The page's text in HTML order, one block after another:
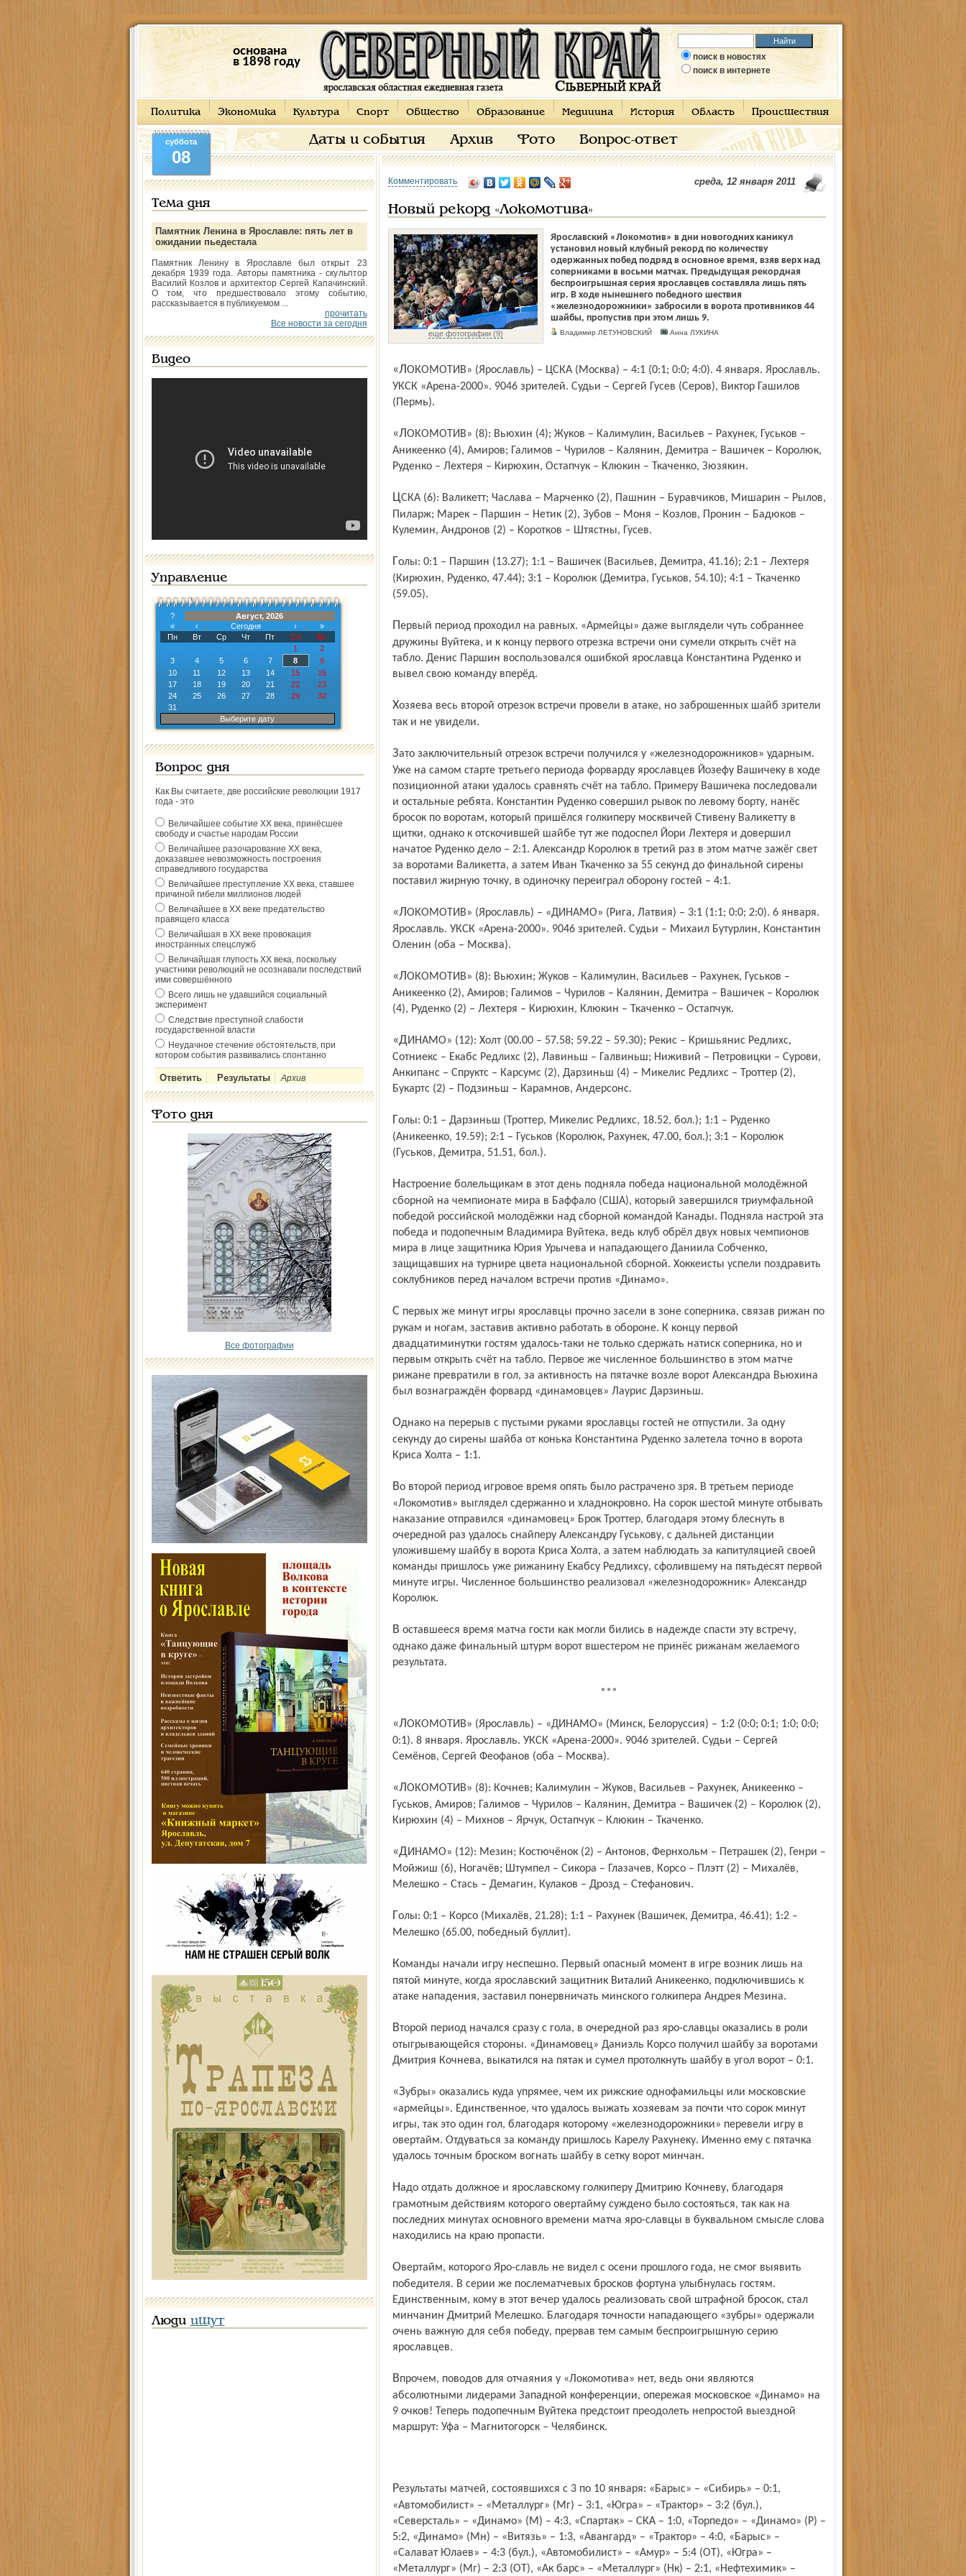
основана
в 1898 году
поиск в новостях
поиск в интернете
Политика Экономика Культура Спорт Общество Образование Медицина История Область Происшествия
Даты и события Архив Фото Вопрос-ответ
суббота
08
Тема дня
Памятник Ленина в Ярославле: пять лет в
ожидании пьедестала
Памятник Ленину в Ярославле был открыт 23
декабря 1939 года. Авторы памятника - скульптор
Василий Козлов и архитектор Сергей Капачинский.
О том, что предшествовало этому событию,
рассказывается в публикуемом ...
прочитать
Все новости за сегодня
Видео
Управление
?
Август, 2026
«
‹ Сегодня ›
»
Пн
Вт Ср Чт Пт Сб
Вс
1
2
3
4 5 6 7 8
9
10
11 12 13 14 15
16
17
18 19 20 21 22
23
24
25 26 27 28 29
30
31
Выберите дату
Вопрос дня
Как Вы считаете, две российские революции 1917
года - это
Величайшее событие ХХ века, принёсшее
свободу и счастье народам России
Величайшее разочарование ХХ века,
доказавшее невозможность построения
справедливого государства
Величайшее преступление ХХ века, ставшее
причиной гибели миллионов людей
Величайшее в ХХ веке предательство
правящего класса
Величайшая в ХХ веке провокация
иностранных спецслужб
Величайшая глупость ХХ века, поскольку
участники революций не осознавали последствий
ими совершённого
Всего лишь не удавшийся социальный
эксперимент
Следствие преступной слабости
государственной власти
Неудачное стечение обстоятельств, при
котором события развивались спонтанно
Архив
Фото дня
Все фотографии
Люди ищут
Комментировать среда, 12 января 2011
Новый рекорд «Локомотива»
еще фотографии (9)
Ярославский «Локомотив» в дни новогодних каникул
установил новый клубный рекорд по количеству
одержанных побед подряд в основное время, взяв верх над
соперниками в восьми матчах. Предыдущая рекордная
беспроигрышная серия ярославцев составляла лишь пять
игр. В ходе нынешнего победного шествия
«железнодорожники» забросили в ворота противников 44
шайбы, пропустив при этом лишь 9.
Владимир ЛЕТУНОВСКИЙ Анна ЛУКИНА
«ЛОКОМОТИВ» (Ярославль) – ЦСКА (Москва) – 4:1 (0:1; 0:0; 4:0). 4 января. Ярославль.
УКСК «Арена-2000». 9046 зрителей. Судьи – Сергей Гусев (Серов), Виктор Гашилов
(Пермь).
«ЛОКОМОТИВ» (8): Вьюхин (4); Жуков – Калимулин, Васильев – Рахунек, Гуськов –
Аникеенко (4), Амиров; Галимов – Чурилов – Калянин, Демитра – Вашичек – Королюк,
Руденко – Лехтеря – Кирюхин, Остапчук – Клюкин – Ткаченко, Зюзякин.
ЦСКА (6): Валикетт; Часлава – Марченко (2), Пашнин – Буравчиков, Мишарин – Рылов,
Пиларж; Марек – Паршин – Нетик (2), Зубов – Моня – Козлов, Пронин – Бадюков –
Кулемин, Андронов (2) – Коротков – Штястны, Гусев.
Голы: 0:1 – Паршин (13.27); 1:1 – Вашичек (Васильев, Демитра, 41.16); 2:1 – Лехтеря
(Кирюхин, Руденко, 47.44); 3:1 – Королюк (Демитра, Гуськов, 54.10); 4:1 – Ткаченко
(59.05).
Первый период проходил на равных. «Армейцы» даже выглядели чуть собраннее
дружины Вуйтека, и к концу первого отрезка встречи они сумели открыть счёт на
табло. Денис Паршин воспользовался ошибкой ярославца Константина Руденко и
вывел свою команду вперёд.
Хозяева весь второй отрезок встречи провели в атаке, но заброшенных шайб зрители
так и не увидели.
Зато заключительный отрезок встречи получился у «железнодорожников» ударным.
Уже на самом старте третьего периода форварду ярославцев Йозефу Вашичеку в ходе
позиционной атаки удалось сравнять счёт на табло. Примеру Вашичека последовали
и остальные ребята. Константин Руденко совершил рывок по левому борту, нанёс
бросок по воротам, который пришёлся голкиперу москвичей Стивену Валикетту в
щитки, однако к отскочившей шайбе тут же подоспел Йори Лехтеря и довершил
начатое Руденко дело – 2:1. Александр Королюк в третий раз в этом матче зажёг свет
за воротами Валикетта, а затем Иван Ткаченко за 55 секунд до финальной сирены
поставил жирную точку, в одиночку переиграл оборону гостей – 4:1.
«ЛОКОМОТИВ» (Ярославль) – «ДИНАМО» (Рига, Латвия) – 3:1 (1:1; 0:0; 2:0). 6 января.
Ярославль. УКСК «Арена-2000». 9046 зрителей. Судьи – Михаил Бутурлин, Константин
Оленин (оба – Москва).
«ЛОКОМОТИВ» (8): Вьюхин; Жуков – Калимулин, Васильев – Рахунек, Гуськов –
Аникеенко (2), Амиров; Галимов – Чурилов – Калянин, Демитра – Вашичек – Королюк
(4), Руденко (2) – Лехтеря – Кирюхин, Клюкин – Ткаченко – Остапчук.
«ДИНАМО» (12): Холт (00.00 – 57.58; 59.22 – 59.30); Рекис – Кришьянис Редлихс,
Сотниекс – Екабс Редлихс (2), Лавиньш – Галвиньш; Ниживий – Петровицки – Сурови,
Анкипанс – Спруктс – Карсумс (2), Дарзиньш (4) – Микелис Редлихс – Троттер (2),
Букартс (2) – Подзиньш – Карамнов, Андерсонс.
Голы: 0:1 – Дарзиньш (Троттер, Микелис Редлихс, 18.52, бол.); 1:1 – Руденко
(Аникеенко, 19.59); 2:1 – Гуськов (Королюк, Рахунек, 47.00, бол.); 3:1 – Королюк
(Гуськов, Демитра, 51.51, бол.).
Настроение болельщикам в этот день подняла победа национальной молодёжной
сборной на чемпионате мира в Баффало (США), который завершился триумфальной
победой российской молодёжки над сборной командой Канады. Подняла настрой эта
победа и подопечным Владимира Вуйтека, ведь клуб обрёл двух новых чемпионов
мира в лице защитника Юрия Урычева и нападающего Даниила Собченко,
защищавших на турнире цвета национальной сборной. Хоккеисты успели поздравить
соклубников перед началом встречи против «Динамо».
С первых же минут игры ярославцы прочно засели в зоне соперника, связав рижан по
рукам и ногам, заставив активно работать в обороне. К концу первой
двадцатиминутки гостям удалось-таки не только сдержать натиск соперника, но и
первым открыть счёт на табло. Первое же численное большинство в этом матче
рижане превратили в гол, за активность на пятачке возле ворот Александра Вьюхина
был вознаграждён форвард «динамовцев» Лаурис Дарзиньш.
Однако на перерыв с пустыми руками ярославцы гостей не отпустили. За одну
секунду до сирены шайба от конька Константина Руденко залетела точно в ворота
Криса Холта – 1:1.
Во второй период игровое время опять было растрачено зря. В третьем периоде
«Локомотив» выглядел сдержанно и хладнокровно. На сорок шестой минуте отбывать
наказание отправился «динамовец» Брок Троттер, благодаря этому блеснуть в
очередной раз удалось снайперу Александру Гуськову, с дальней дистанции
уложившему шайбу в ворота Криса Холта, а затем наблюдать за капитуляцией своей
команды пришлось уже рижанину Екабсу Редлихсу, сфолившему на пятьдесят первой
минуте игры. Численное большинство реализовал «железнодорожник» Александр
Королюк.
В оставшееся время матча гости как могли бились в надежде спасти эту встречу,
однако даже финальный штурм ворот вшестером не принёс рижанам желаемого
результата.
***
«ЛОКОМОТИВ» (Ярославль) – «ДИНАМО» (Минск, Белоруссия) – 1:2 (0:0; 0:1; 1:0; 0:0;
0:1). 8 января. Ярославль. УКСК «Арена-2000». 9046 зрителей. Судьи – Сергей
Семёнов, Сергей Феофанов (оба – Москва).
«ЛОКОМОТИВ» (8): Кочнев; Калимулин – Жуков, Васильев – Рахунек, Аникеенко –
Гуськов, Амиров; Галимов – Чурилов – Калянин, Демитра – Вашичек (2) – Королюк (2),
Кирюхин (4) – Михнов – Ярчук, Остапчук – Клюкин – Ткаченко.
«ДИНАМО» (12): Мезин; Костючёнок (2) – Антонов, Фернхольм – Петрашек (2), Генри –
Мойжиш (6), Ногачёв; Штумпел – Сикора – Глазачев, Корсо – Плэтт (2) – Михалёв,
Мелешко – Стась – Демагин, Кулаков – Дрозд – Стефанович.
Голы: 0:1 – Корсо (Михалёв, 21.28); 1:1 – Рахунек (Вашичек, Демитра, 46.41); 1:2 –
Мелешко (65.00, победный буллит).
Команды начали игру неспешно. Первый опасный момент в игре возник лишь на
пятой минуте, когда ярославский защитник Виталий Аникеенко, подключившись к
атаке нападения, заставил понервничать минского голкипера Андрея Мезина.
Второй период начался сразу с гола, в очередной раз яро-славцы оказались в роли
отыгрывающейся стороны. «Динамовец» Даниэль Корсо получил шайбу за воротами
Дмитрия Кочнева, выкатился на пятак и сумел протолкнуть шайбу в угол ворот – 0:1.
«Зубры» оказались куда упрямее, чем их рижские однофамильцы или московские
«армейцы». Единственное, что удалось выжать хозяевам за почти что сорок минут
игры, так это один гол, благодаря которому «железнодорожники» перевели игру в
овертайм. Отдуваться за команду пришлось Карелу Рахунеку. Именно ему с пятачка
удалось точным броском вогнать шайбу в сетку ворот минчан.
Надо отдать должное и ярославскому голкиперу Дмитрию Кочневу, благодаря
грамотным действиям которого овертайму суждено было состояться, так как на
последних минутах основного времени матча яро-славцы в буквальном смысле слова
находились на краю пропасти.
Овертайм, которого Яро-славль не видел с осени прошлого года, не смог выявить
победителя. В серии же послематчевых бросков фортуна улыбнулась гостям.
Единственным, кому в этот вечер удалось реализовать свой штрафной бросок, стал
минчанин Дмитрий Мелешко. Благодаря точности нападающего «зубры» одержали
очень важную для себя победу, прервав тем самым беспроигрышную серию
ярославцев.
Впрочем, поводов для отчаяния у «Локомотива» нет, ведь они являются
абсолютными лидерами Западной конференции, опережая московское «Динамо» на
9 очков! Теперь подопечным Вуйтека предстоит преодолеть непростой выездной
маршрут: Уфа – Магнитогорск – Челябинск.
Результаты матчей, состоявшихся с 3 по 10 января: «Барыс» – «Сибирь» – 0:1,
«Автомобилист» – «Металлург» (Мг) – 3:1, «Югра» – «Трактор» – 3:2 (бул.),
«Северсталь» – «Динамо» (М) – 4:3, «Спартак» – СКА – 1:0, «Торпедо» – «Динамо» (Р) –
5:2, «Динамо» (Мн) – «Витязь» – 1:3, «Авангард» – «Трактор» – 4:0, «Барыс» –
«Салават Юлаев» – 4:3 (бул.), «Автомобилист» – «Амур» – 5:4 (ОТ), «Югра» –
«Металлург» (Мг) – 2:3 (ОТ), «Ак барс» – «Металлург» (Нк) – 2:1, «Нефтехимик» –